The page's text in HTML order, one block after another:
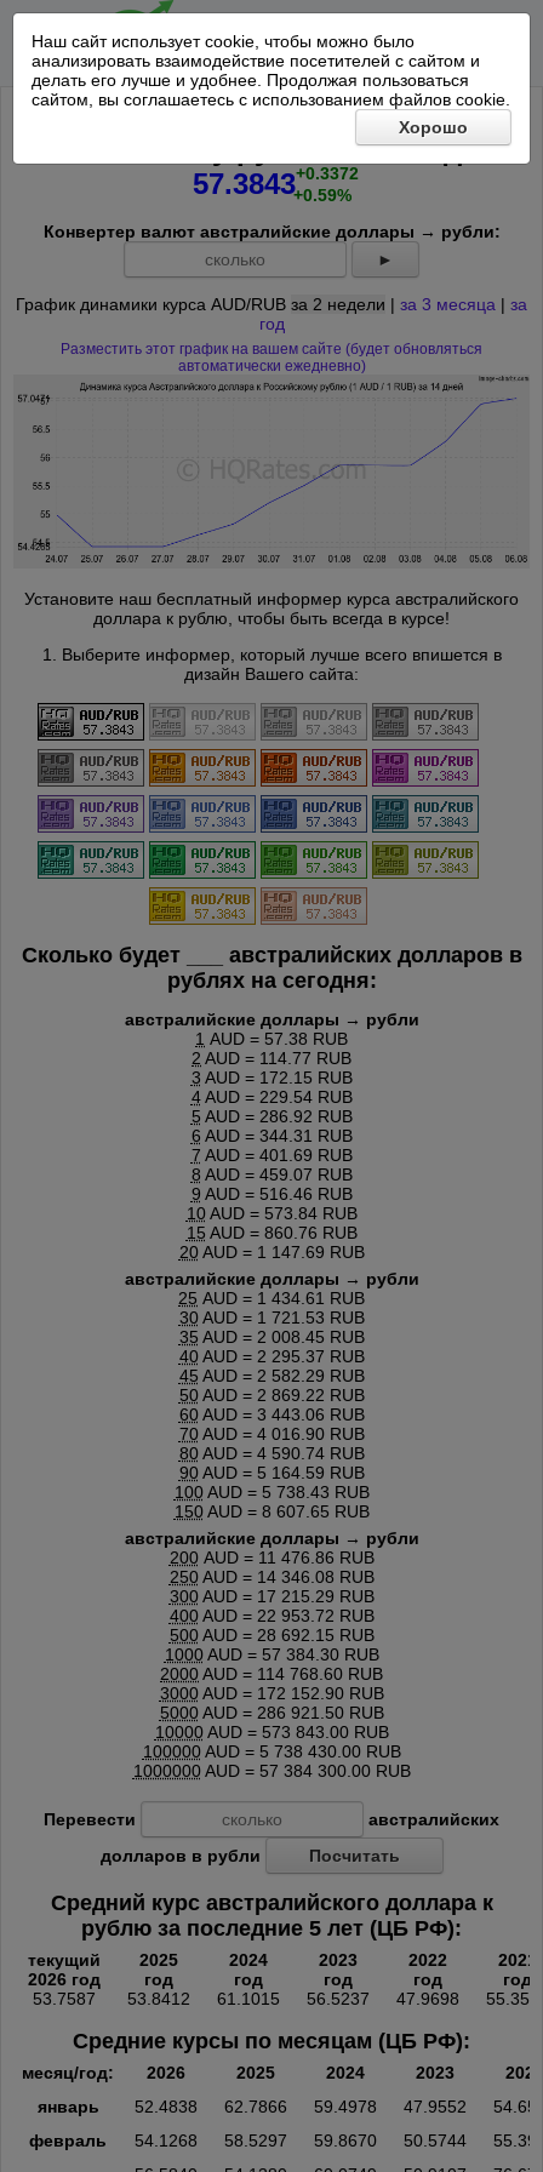
Наш сайт использует cookie, чтобы можно было
анализировать взаимодействие посетителей с сайтом и
делать его лучше и удобнее. Продолжая пользоваться
сайтом, вы соглашаетесь с использованием файлов cookie.
Хорошо
Курс Австралийского доллара к
Российскому рублю насегодня:
57.3843+0.3372
+0.59%
Конвертер валют австралийские доллары → рубли:
►
График динамики курса AUD/RUB за 2 недели | за 3 месяца | за
год
Разместить этот график на вашем сайте (будет обновляться
автоматически ежедневно)
Установите наш бесплатный информер курса австралийского
доллара к рублю, чтобы быть всегда в курсе!
1. Выберите информер, который лучше всего впишется в
дизайн Вашего сайта:
Сколько будет
австралийских долларов в
рублях на сегодня:
австралийские доллары → рубли
1 AUD = 57.38 RUB
2 AUD = 114.77 RUB
3 AUD = 172.15 RUB
4AUD = 229.54 RUB
5 AUD = 286.92 RUB
6 AUD = 344.31 RUB
7 AUD = 401.69 RUB
8 AUD = 459.07 RUB
9 AUD = 516.46 RUB
10AUD = 573.84 RUB
15 AUD = 860.76 RUB
20AUD = 1 147.69 RUB
австралийские доллары → рубли
25 AUD = 1 434.61 RUB
30AUD = 1 721.53 RUB
35 AUD = 2 008.45 RUB
40AUD = 2 295.37 RUB
45 AUD = 2 582.29 RUB
50AUD = 2 869.22 RUB
60AUD = 3 443.06 RUB
70AUD = 4 016.90 RUB
80AUD = 4 590.74 RUB
90AUD = 5 164.59 RUB
100AUD = 5 738.43 RUB
150AUD = 8 607.65 RUB
австралийские доллары → рубли
200AUD = 11 476.86 RUB
250AUD = 14 346.08 RUB
300AUD = 17 215.29 RUB
400AUD = 22 953.72 RUB
500AUD = 28 692.15 RUB
1000AUD = 57 384.30 RUB
2000AUD = 114 768.60 RUB
3000AUD = 172 152.90 RUB
5000AUD = 286 921.50 RUB
10000AUD = 573 843.00 RUB
100000AUD = 5 738 430.00 RUB
1000000AUD = 57 384 300.00 RUB
Перевести
австралийских
долларов в рубли
Посчитать
Средний курс австралийского доллара к
рублю за последние 5 лет (ЦБ РФ):
текущий
2026 год
53.7587
2025
год
53.8412
2024
год
61.1015
2023
год
56.5237
2022
год
47.9698
2021
год
Средние курсы по месяцам (ЦБ РФ):
месяц/год: 2026 2025 2024 2023
2022
январь
52.4838 62.7866 59.4978 47.9552
февраль
54.1268 58.5297 59.8670 50.5744